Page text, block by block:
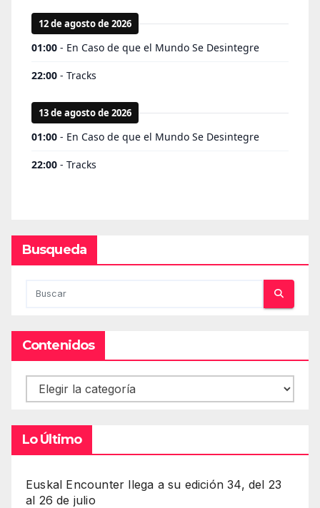
Busqueda
Contenidos
Contenidos
Lo Último
Euskal Encounter llega a su edición 34, del 23
al 26 de julio